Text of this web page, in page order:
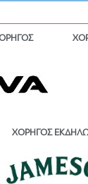
ΧΟΡΗΓΟΣ